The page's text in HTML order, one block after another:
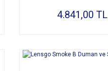
4.841,00 TL